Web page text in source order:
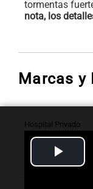
tormentas
nota, los
Marcas y
Hospital Privado